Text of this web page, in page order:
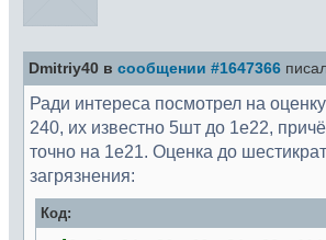
Dmitriy40 в сообщении #1647366
Ради интереса посмотрел на
240, их известно 5шт до 1e22,
точно на 1e21. Оценка до
загрязнения:
Код: